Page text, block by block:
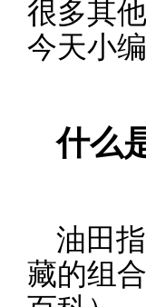
很多其
今天小
什么
油田
藏的组